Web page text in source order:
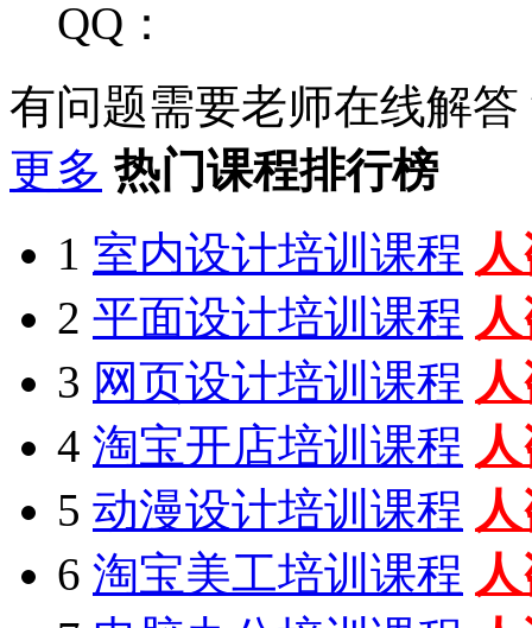
QQ：
有问题需要老师在线解答
更多 热门课程排行榜
1 室内设计培训课程
2 平面设计培训课程
3 网页设计培训课程
4 淘宝开店培训课程
5 动漫设计培训课程
6 淘宝美工培训课程